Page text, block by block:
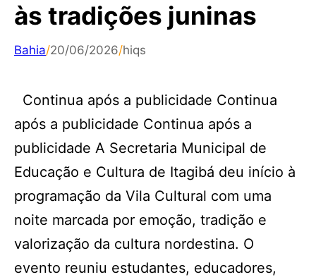
às tradições juninas
Bahia/20/06/2026/hiqs
Continua após a publicidade Continua
após a publicidade Continua após a
publicidade A Secretaria Municipal de
Educação e Cultura de Itagibá deu início à
programação da Vila Cultural com uma
noite marcada por emoção, tradição e
valorização da cultura nordestina. O
evento reuniu estudantes, educadores,